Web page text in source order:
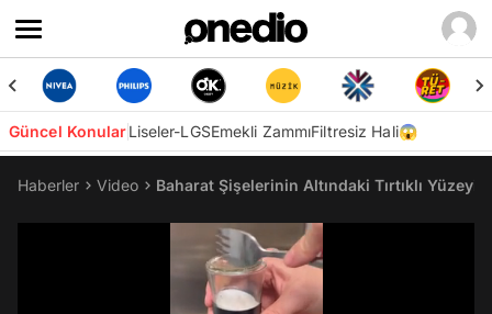
Güncel KonularLiseler-LGSEmekli ZammıFiltresiz Hali😱
Haberler Video Baharat Şişelerinin Altındaki Tırtıklı